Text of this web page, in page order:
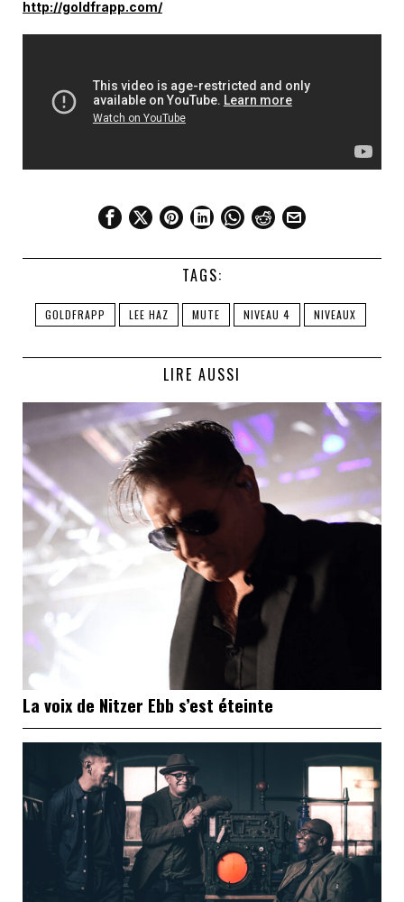
http://goldfrapp.com/
TAGS:
GOLDFRAPP LEE HAZ MUTE NIVEAU 4 NIVEAUX
LIRE AUSSI
La voix de Nitzer Ebb s’est éteinte